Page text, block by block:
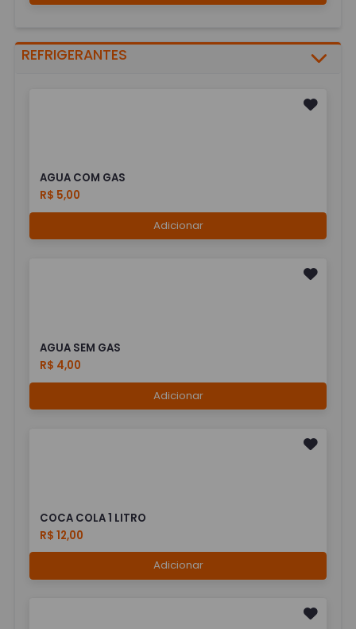
REFRIGERANTES
AGUA COM GAS
R$ 5,00
Adicionar
AGUA SEM GAS
R$ 4,00
Adicionar
COCA COLA 1 LITRO
R$ 12,00
Adicionar